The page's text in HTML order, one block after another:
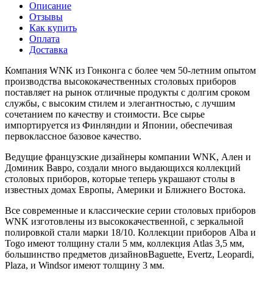
Описание
Отзывы
Как купить
Оплата
Доставка
Компания WNK из Гонконга с более чем 50-летним опытом
производства высококачественных столовых приборов
поставляет на рынок отличные продукты с долгим сроком
службы, с высоким стилем и элегантностью, с лучшим
сочетанием по качеству и стоимости. Все сырье
импортируется из Финляндии и Японии, обеспечивая
первоклассное базовое качество.
Ведущие французские дизайнеры компании WNK, Ален и
Доминик Вавро, создали много выдающихся коллекций
столовых приборов, которые теперь украшают столы в
известных домах Европы, Америки и Ближнего Востока.
Все современные и классические серии столовых приборов
WNK изготовлены из высококачественной, с зеркальной
полировкой стали марки 18/10. Коллекции приборов Alba и
Togo имеют толщину стали 5 мм, коллекция Atlas 3,5 мм,
большинство предметов дизайновBaguette, Evertz, Leopardi,
Plaza, и Windsor имеют толщину 3 мм.